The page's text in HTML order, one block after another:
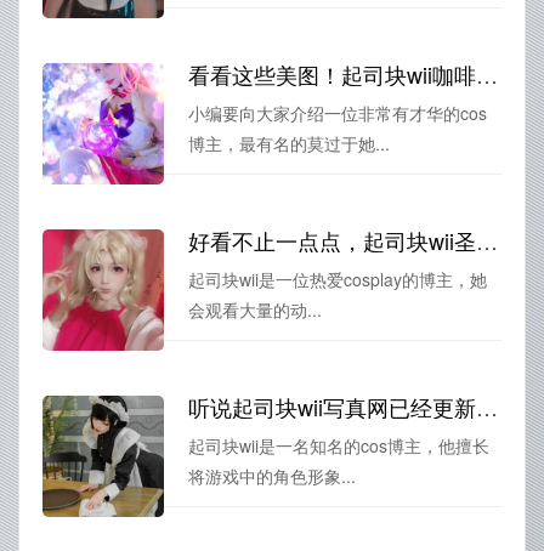
看看这些美图！起司块wii咖啡透明女仆coser们的原图大曝光
小编要向大家介绍一位非常有才华的cos
博主，最有名的莫过于她...
好看不止一点点，起司块wii圣路易斯cos美图不断
起司块wii是一位热爱cosplay的博主，她
会观看大量的动...
听说起司块wii写真网已经更新了好多美图了？快来围观啊
起司块wii是一名知名的cos博主，他擅长
将游戏中的角色形象...